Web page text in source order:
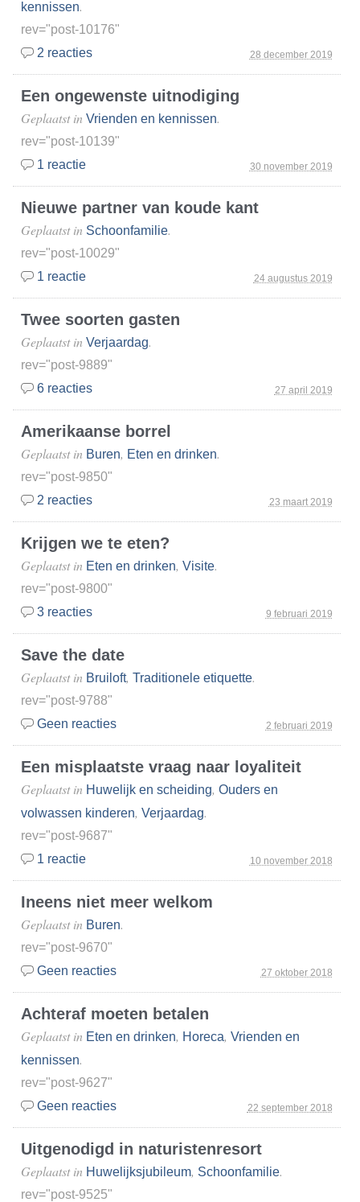
28 december 2019
kennissen.
rev="post-10176"
2 reacties
Een ongewenste uitnodiging
30 november 2019
Geplaatst in Vrienden en kennissen.
rev="post-10139"
1 reactie
Nieuwe partner van koude kant
24 augustus 2019
Geplaatst in Schoonfamilie.
rev="post-10029"
1 reactie
Twee soorten gasten
27 april 2019
Geplaatst in Verjaardag.
rev="post-9889"
6 reacties
Amerikaanse borrel
23 maart 2019
Geplaatst in Buren, Eten en drinken.
rev="post-9850"
2 reacties
Krijgen we te eten?
9 februari 2019
Geplaatst in Eten en drinken, Visite.
rev="post-9800"
3 reacties
Save the date
2 februari 2019
Geplaatst in Bruiloft, Traditionele etiquette.
rev="post-9788"
Geen reacties
Een misplaatste vraag naar loyaliteit
10 november 2018
Geplaatst in Huwelijk en scheiding, Ouders en
volwassen kinderen, Verjaardag.
rev="post-9687"
1 reactie
Ineens niet meer welkom
27 oktober 2018
Geplaatst in Buren.
rev="post-9670"
Geen reacties
Achteraf moeten betalen
22 september 2018
Geplaatst in Eten en drinken, Horeca, Vrienden en
kennissen.
rev="post-9627"
Geen reacties
Uitgenodigd in naturistenresort
Geplaatst in Huwelijksjubileum, Schoonfamilie.
rev="post-9525"